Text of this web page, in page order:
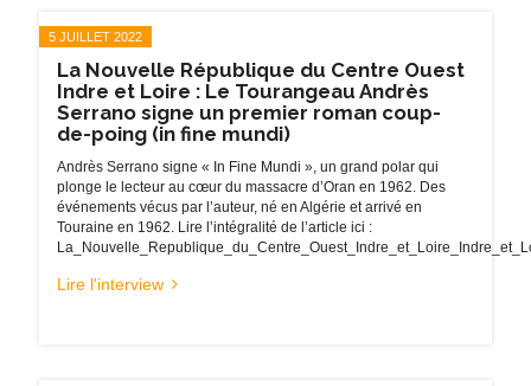
5 JUILLET 2022
La Nouvelle République du Centre Ouest
Indre et Loire : Le Tourangeau Andrès
Serrano signe un premier roman coup-
de-poing (in fine mundi)
Andrès Serrano signe « In Fine Mundi », un grand polar qui
plonge le lecteur au cœur du massacre d’Oran en 1962. Des
événements vécus par l’auteur, né en Algérie et arrivé en
Touraine en 1962. Lire l’intégralité de l’article ici :
Lire l'interview